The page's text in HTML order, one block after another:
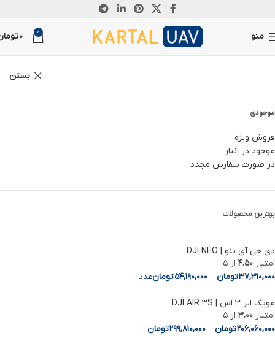
منو 0
0
بستن
موجودی
فروش ویژه
موجود در انبار
در صورت سفارش مجدد
بهترین محصولات
دی جی آی نئو | DJI NEO
امتیاز 4.50 از 5
37,310,000تومان –
54,190,000تومانعدد
مویک ایر 3 اس | DJI AIR 3S
امتیاز 3.00 از 5
206,060,000تومان –
299,810,000تومان